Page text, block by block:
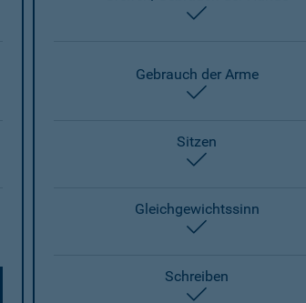
Gebrauch der Arme
Sitzen
Gleichgewichtssinn
Schreiben